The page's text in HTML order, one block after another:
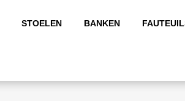
STOELEN BANKEN